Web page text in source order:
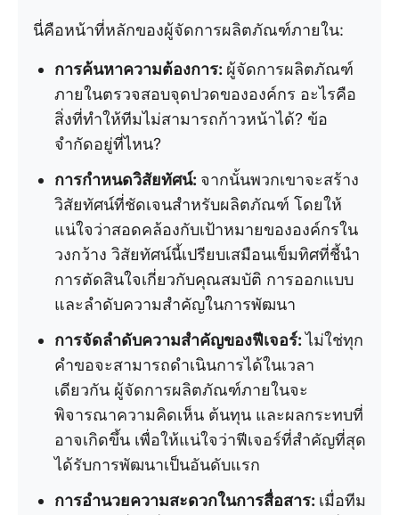
นี่คือหน้าที่หลักของผู้จัดการผลิตภัณฑ์ภายใน:
การค้นหาความต้องการ: ผู้จัดการผลิตภัณฑ์
ภายในตรวจสอบจุดปวดขององค์กร อะไรคือ
สิ่งที่ทำให้ทีมไม่สามารถก้าวหน้าได้? ข้อ
จำกัดอยู่ที่ไหน?
การกำหนดวิสัยทัศน์: จากนั้นพวกเขาจะสร้าง
วิสัยทัศน์ที่ชัดเจนสำหรับผลิตภัณฑ์ โดยให้
แน่ใจว่าสอดคล้องกับเป้าหมายขององค์กรใน
วงกว้าง วิสัยทัศน์นี้เปรียบเสมือนเข็มทิศที่ชี้นำ
การตัดสินใจเกี่ยวกับคุณสมบัติ การออกแบบ
และลำดับความสำคัญในการพัฒนา
การจัดลำดับความสำคัญของฟีเจอร์:ไม่ใช่ทุก
คำขอจะสามารถดำเนินการได้ในเวลา
เดียวกัน ผู้จัดการผลิตภัณฑ์ภายในจะ
พิจารณาความคิดเห็น ต้นทุน และผลกระทบที่
อาจเกิดขึ้น เพื่อให้แน่ใจว่าฟีเจอร์ที่สำคัญที่สุด
ได้รับการพัฒนาเป็นอันดับแรก
การอำนวยความสะดวกในการสื่อสาร: เมื่อทีม